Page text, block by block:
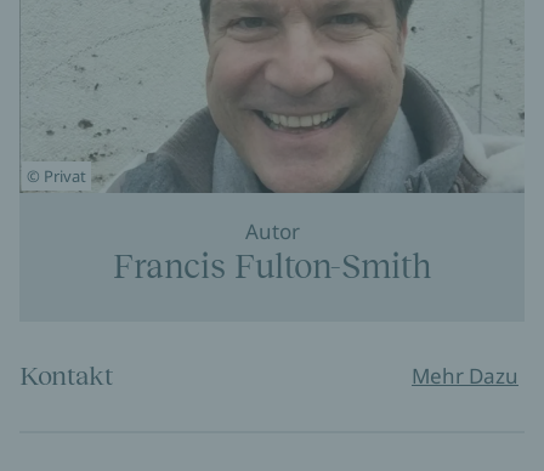
© Privat
Autor
Francis Fulton-Smith
Kontakt Mehr Dazu